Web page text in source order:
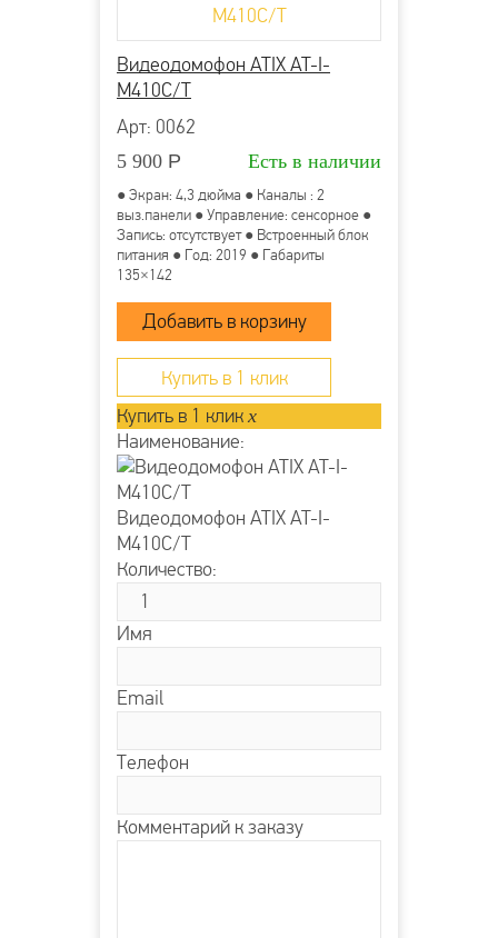
Видеодомофон ATIX AT-I-
М410C/T
Арт: 0062
5 900 Р Есть в наличии
● Экран: 4,3 дюйма ● Каналы : 2
выз.панели ● Управление: сенсорное ●
Запись: отсутствует ● Встроенный блок
питания ● Год: 2019 ● Габариты
135×142
Купить в 1 клик
Купить в 1 клик x
Наименование:
Видеодомофон ATIX AT-I-
М410C/T
Количество:
Имя
Email
Телефон
Комментарий к заказу